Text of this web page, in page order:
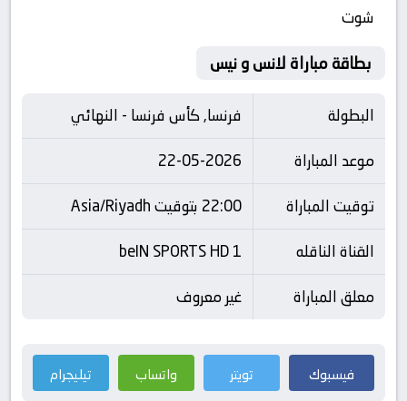
شوت
بطاقة مباراة لانس و نيس
البطولة
فرنسا, كأس فرنسا - النهائي
موعد المباراة
22-05-2026
توقيت المباراة
22:00 بتوقيت Asia/Riyadh
القناة الناقله
beIN SPORTS HD 1
معلق المباراة
غير معروف
فيسبوك تويتر واتساب تيليجرام